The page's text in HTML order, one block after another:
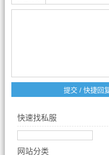
快速找私服
网站分类